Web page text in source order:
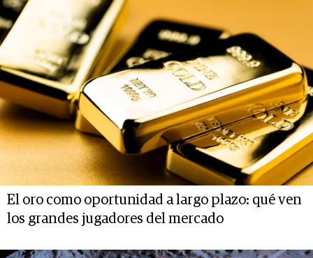
El oro como oportunidad a largo plazo: qué ven
los grandes jugadores del mercado